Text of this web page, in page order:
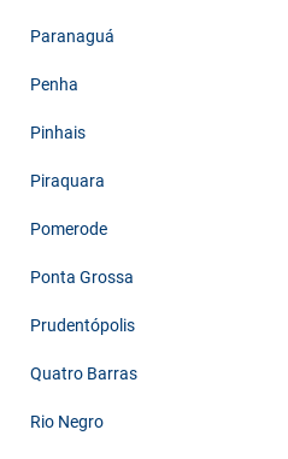
Paranaguá
Penha
Pinhais
Piraquara
Pomerode
Ponta Grossa
Prudentópolis
Quatro Barras
Rio Negro